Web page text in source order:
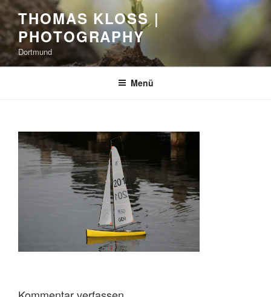
Zum
Inhalt
springen
THOMAS KLOSS |
PHOTOGRAPHY
Dortmund
Menü